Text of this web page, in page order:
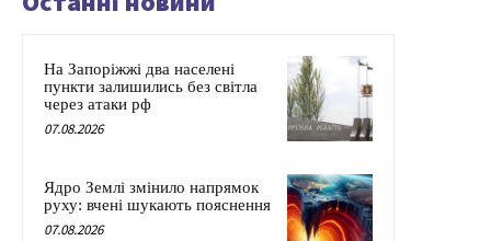
На Запоріжжі два населені
пункти залишились без світла
через атаки рф
07.08.2026
Ядро Землі змінило напрямок
руху: вчені шукають пояснення
07.08.2026